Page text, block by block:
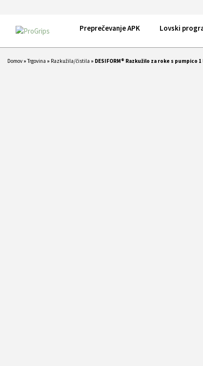
Preprečevanje APK Lovski
Domov »Trgovina » Razkužila/čistila » DESIFORM® Razkužilo za roke s pumpico 1